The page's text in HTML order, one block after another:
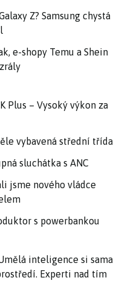
Z? Samsung chystá
e-shopy Temu a Shein
Plus – Vysoký výkon za
vybavená střední třída
sluchátka s ANC
jsme nového vládce
s powerbankou
inteligence si sama
Experti nad tím